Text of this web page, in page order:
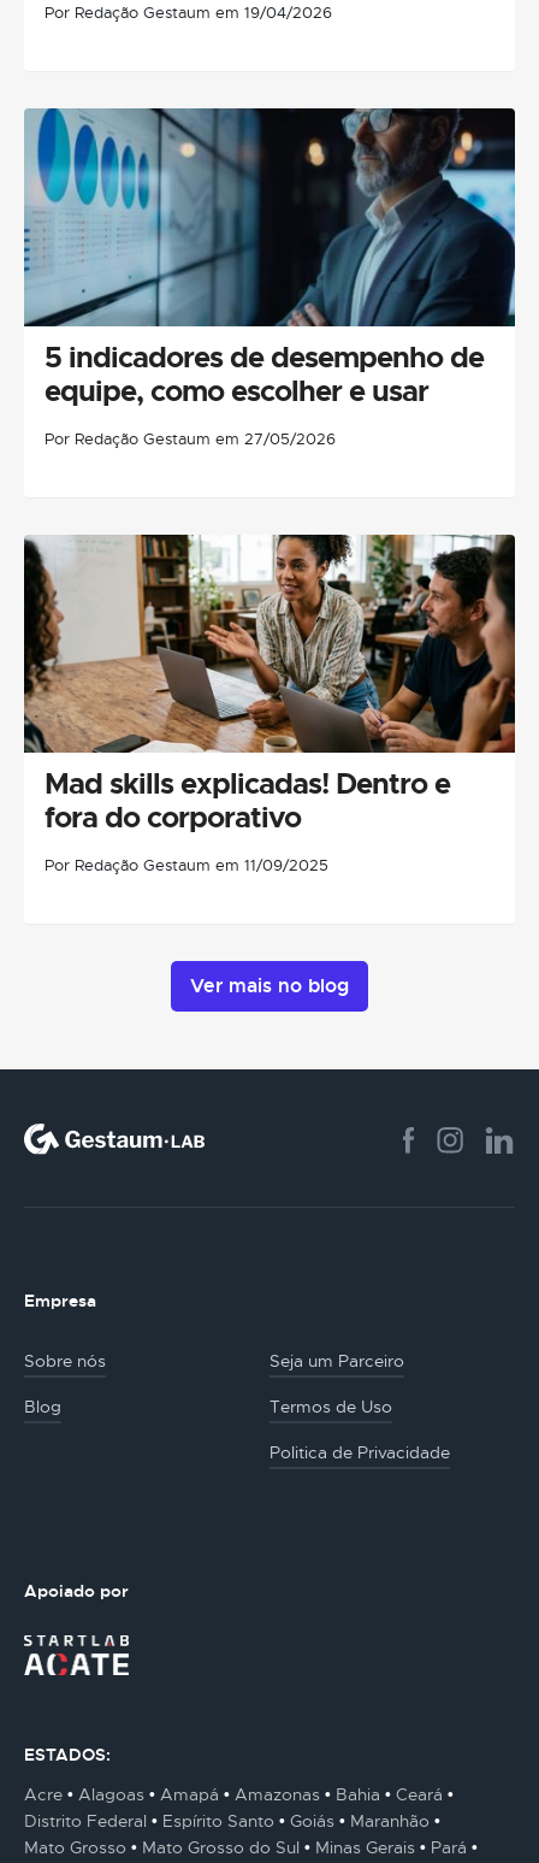
Por Redação Gestaum em 19/04/2026
5 indicadores de desempenho de
equipe, como escolher e usar
Por Redação Gestaum em 27/05/2026
Mad skills explicadas! Dentro e
fora do corporativo
Por Redação Gestaum em 11/09/2025
Ver mais no blog
Empresa
Sobre nós Seja um Parceiro
Blog Termos de Uso
Politica de Privacidade
Apoiado por
ESTADOS:
Acre
Alagoas Amapá Amazonas Bahia
Ceará
Distrito Federal
Espírito Santo Goiás
Maranhão
Mato Grosso
Mato Grosso do Sul Minas Gerais
Pará